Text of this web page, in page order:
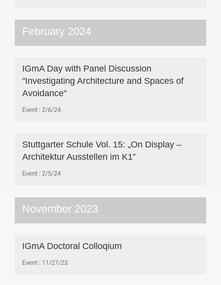
February 2024
IGmA Day with Panel Discussion
"Investigating Architecture and Spaces of
Avoidance"
Event 2/6/24
Stuttgarter Schule Vol. 15: „On Display –
Architektur Ausstellen im K1”
Event 2/5/24
November 2023
IGmA Doctoral Colloqium
Event 11/27/23